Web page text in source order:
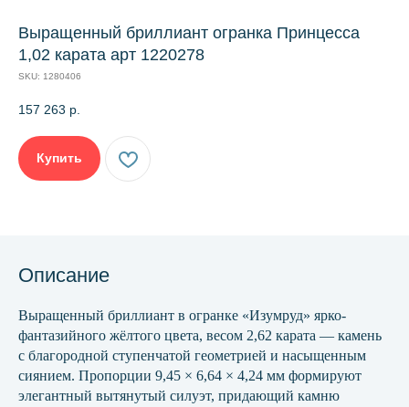
Выращенный бриллиант огранка Принцесса
1,02 карата арт 1220278
SKU: 1280406
157 263 р.
Купить
Описание
Выращенный бриллиант в огранке «Изумруд» ярко-
фантазийного жёлтого цвета, весом 2,62 карата — камень
с благородной ступенчатой геометрией и насыщенным
сиянием. Пропорции 9,45 × 6,64 × 4,24 мм формируют
элегантный вытянутый силуэт, придающий камню